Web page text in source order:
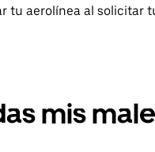
tu aerolínea al solicitar
mis